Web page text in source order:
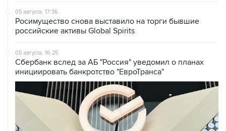
05 августа, 17:36
Росимущество снова выставило на торги бывшие
российские активы Global Spirits
05 августа, 16:25
Сбербанк вслед за АБ "Россия" уведомил о планах
инициировать банкротство "ЕвроТранса"